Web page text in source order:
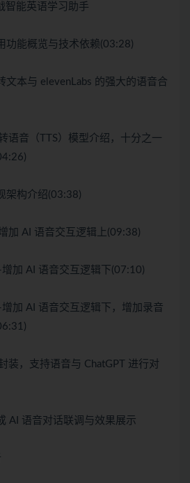
智能英语学习助手
功能概览与技术依赖(03:28)
本与 elevenLabs 的强大的语音合
语音（TTS）模型介绍，十分之一
架构介绍(03:38)
加 AI 语音交互逻辑上(09:38)
加 AI 语音交互逻辑下(07:10)
加 AI 语音交互逻辑下，增加录音
装，支持语音与 ChatGPT 进行对
AI 语音对话联调与效果展示